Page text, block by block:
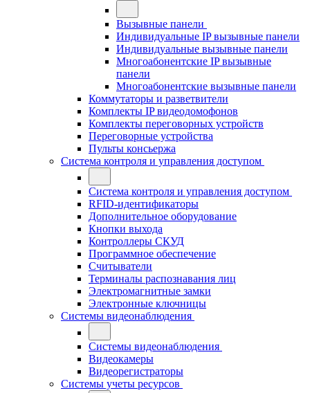
Вызывные панели
Индивидуальные IP вызывные панели
Индивидуальные вызывные панели
Многоабонентские IP вызывные
панели
Многоабонентские вызывные панели
Коммутаторы и разветвители
Комплекты IP видеодомофонов
Комплекты переговорных устройств
Переговорные устройства
Пульты консьержа
Система контроля и управления доступом
Система контроля и управления доступом
RFID-идентификаторы
Дополнительное оборудование
Кнопки выхода
Контроллеры СКУД
Программное обеспечение
Считыватели
Терминалы распознавания лиц
Электромагнитные замки
Электронные ключницы
Системы видеонаблюдения
Системы видеонаблюдения
Видеокамеры
Видеорегистраторы
Системы учеты ресурсов